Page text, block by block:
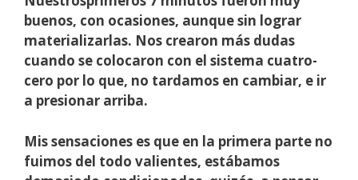
buenos, con ocasiones, aunque sin lograr
materializarlas. Nos crearon más dudas
cuando se colocaron con el sistema cuatro-
cero por lo que, no tardamos en cambiar, e ir
a presionar arriba.
Mis sensaciones es que en la primera parte no
fuimos del todo valientes, estábamos